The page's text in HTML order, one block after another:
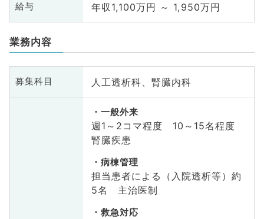
給与 年収1,100万円 ～ 1,950万円
業務内容
募集科目 人工透析科、腎臓内科
一般外来
週1～2コマ程度 10～15名程度
腎臓疾患
病棟管理
担当患者による（入院透析等）約
5名 主治医制
救急対応